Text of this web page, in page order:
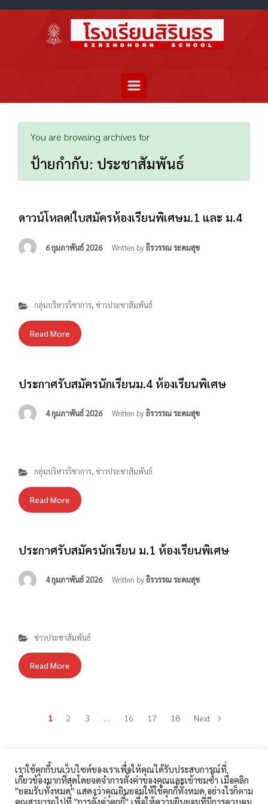
You are browsing archives for
ป้ายกำกับ: ประชาสัมพันธ์
ดาวน์โหลด!ใบสมัครห้องเรียนพิเศษม.1 และ ม.4
6 กุมภาพันธ์ 2026 Written byถิรวรรณ ระดมสุข
กลุ่มบริหารวิชาการ, ข่าวประชาสัมพันธ์
Read More
ประกาศรับสมัครนักเรียนม.4 ห้องเรียนพิเศษ
4 กุมภาพันธ์ 2026 Written byถิรวรรณ ระดมสุข
กลุ่มบริหารวิชาการ, ข่าวประชาสัมพันธ์
Read More
ประกาศรับสมัครนักเรียน ม.1 ห้องเรียนพิเศษ
4 กุมภาพันธ์ 2026 Written byถิรวรรณ ระดมสุข
ข่าวประชาสัมพันธ์
Read More
1 2 3 … 16 17 18 Next
โรงเรียนสิรินธร 360 ถนนเทศบาล 1 ตำบลในเมือง อำเภอเมือง
สุรินทร์ จังหวัดสุรินทร์ 32000 โทรศัพท์ : 044-511-189
เราใช้คุกกี้บนเว็บไซต์ของเราเพื่อให้คุณได้รับประสบการณ์ที่
เกี่ยวข้องมากที่สุดโดยจดจำการตั้งค่าของคุณและเข้าชมซ้ำ เมื่อคลิก
"ยอมรับทั้งหมด" แสดงว่าคุณยินยอมให้ใช้คุกกี้ทั้งหมด อย่างไรก็ตาม
คุณสามารถไปที่ "การตั้งค่าคุกกี้" เพื่อให้ความยินยอมที่มีการควบคุม